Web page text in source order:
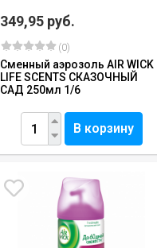
349,95 руб.
(0)
Сменный аэрозоль AIR WICK
LIFE SCENTS СКАЗОЧНЫЙ
САД 250мл 1/6
В корзину